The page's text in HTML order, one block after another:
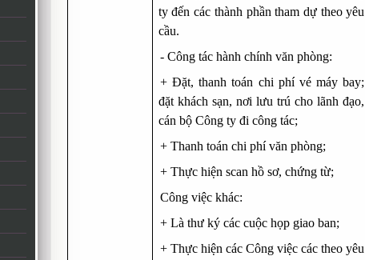
ty đến các thành phần tham dự theo yêu
cầu.
- Công tác hành chính văn phòng:
+ Đặt, thanh toán chi phí vé máy bay;
đặt khách sạn, nơi lưu trú cho lãnh đạo,
cán bộ Công ty đi công tác;
+ Thanh toán chi phí văn phòng;
+ Thực hiện scan hồ sơ, chứng từ;
Công việc khác:
+ Là thư ký các cuộc họp giao ban;
+ Thực hiện các Công việc các theo yêu